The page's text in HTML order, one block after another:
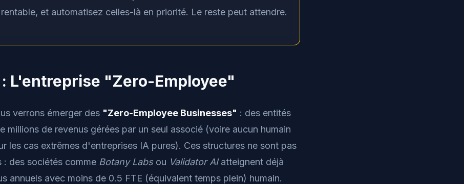
et automatisez celles-là en priorité. Le reste peut attendre.
L'entreprise "Zero-Employee"
verrons émerger des "Zero-Employee Businesses" : des entités
millions de revenus gérées par un seul associé (voire aucun humain
les cas extrêmes d'entreprises IA pures). Ces structures ne sont pas
: des sociétés comme Botany Labs ou Validator AIatteignent déjà
annuels avec moins de 0.5 FTE (équivalent temps plein) humain.